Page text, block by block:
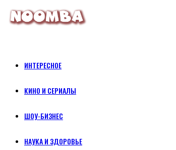
ИНТЕРЕСНОЕ
КИНО И СЕРИАЛЫ
ШОУ-БИЗНЕС
НАУКА И ЗДОРОВЬЕ